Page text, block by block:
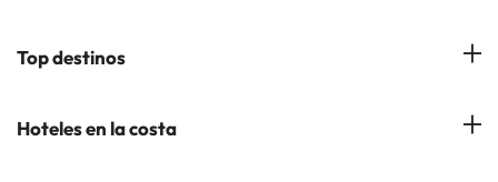
¿Quiénes somos?
Gestionar mi reserva
Top destinos
Hoteles en Salou
Hoteles en la costa